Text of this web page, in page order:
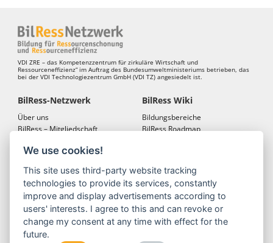
We use cookies!
This site uses third-party website tracking
technologies to provide its services, constantly
improve and display advertisements according to
users' interests. I agree to this and can revoke or
change my consent at any time with effect for the
future.
VDI ZRE – das Kompetenzzentrum für zirkuläre Wirtschaft und
Ressourceneffizienz“ im Auftrag des Bundesumweltministeriums betrieben, das
bei der VDI Technologiezentrum GmbH (VDI TZ) angesiedelt ist.
BilRess-Netzwerk
Über uns
BilRess – Mitgliedschaft
BilRess Wiki
Bildungsbereiche
BilRess Roadmap
BilRess Module
Jugend forscht
Reallabor
Lernspiele
Außerschulische
Projekte
BilRess-Projekt
LehrRess
RessKoRo